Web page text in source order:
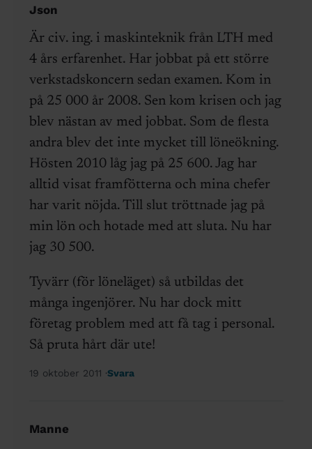
Json
Är civ. ing. i maskinteknik från LTH med
4 års erfarenhet. Har jobbat på ett större
verkstadskoncern sedan examen. Kom in
på 25 000 år 2008. Sen kom krisen och jag
blev nästan av med jobbat. Som de flesta
andra blev det inte mycket till löneökning.
Hösten 2010 låg jag på 25 600. Jag har
alltid visat framfötterna och mina chefer
har varit nöjda. Till slut tröttnade jag på
min lön och hotade med att sluta. Nu har
jag 30 500.
Tyvärr (för löneläget) så utbildas det
många ingenjörer. Nu har dock mitt
företag problem med att få tag i personal.
Så pruta hårt där ute!
19 oktober 2011 Svara
Manne